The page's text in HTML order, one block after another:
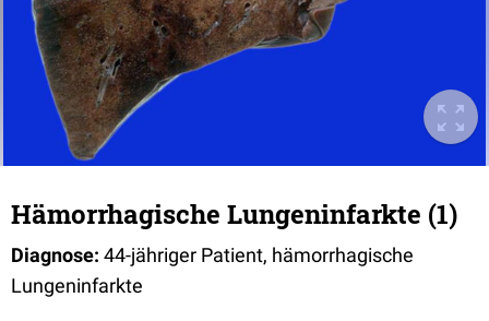
Hämorrhagische Lungeninfarkte (1)
Diagnose: 44-jähriger Patient, hämorrhagische
Lungeninfarkte